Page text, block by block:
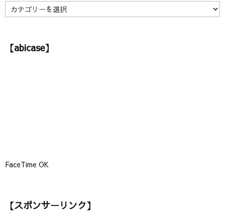
【
カ
リ【abicase】
FaceTime OK
【スポンサーリンク】